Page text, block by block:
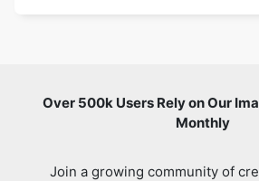
Over 500k Users Rely on Our
Monthly
Join a growing community of